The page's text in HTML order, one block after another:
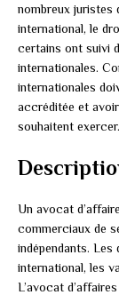
nombreux juristes
international, le
certains ont suivi
internationales.
internationales
accréditée et avoir
souhaitent exercer.
Un avocat
commerciaux de
indépendants.
international, les
L’avocat